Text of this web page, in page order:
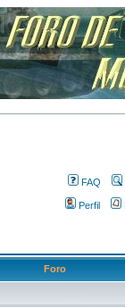
FAQ
Perfil
Foro